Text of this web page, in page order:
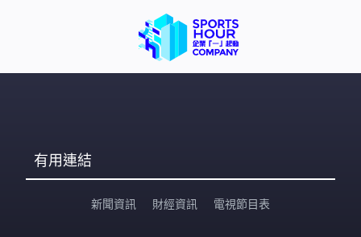
有用連結
新聞資訊 財經資訊 電視節目表